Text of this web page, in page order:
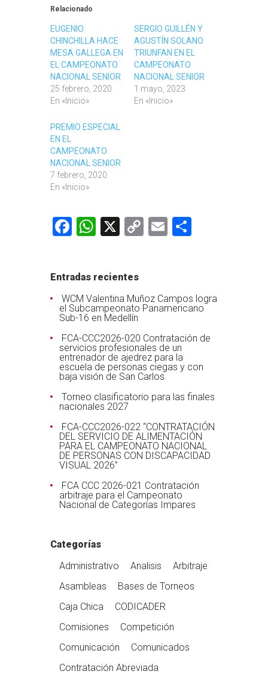
Relacionado
EUGENIO
CHINCHILLA HACE
MESA GALLEGA EN
EL CAMPEONATO
NACIONAL SENIOR
25 febrero, 2020
En «Inicio»
SERGIO GUILLÉN Y
AGUSTÍN SOLANO
TRIUNFAN EN EL
CAMPEONATO
NACIONAL SENIOR
1 mayo, 2023
En «Inicio»
PREMIO ESPECIAL
EN EL
CAMPEONATO
NACIONAL SENIOR
7 febrero, 2020
En «Inicio»
Facebook
WhatsApp
X
CopyEmail
Entradas recientes
WCM Valentina Muñoz Campos logra
el Subcampeonato Panamericano
Sub-16 en Medellín
FCA-CCC2026-020 Contratación de
servicios profesionales de un
entrenador de ajedrez para la
escuela de personas ciegas y con
baja visión de San Carlos
Torneo clasificatorio para las finales
nacionales 2027
FCA-CCC2026-022 “CONTRATACIÓN
DEL SERVICIO DE ALIMENTACIÓN
PARA EL CAMPEONATO NACIONAL
DE PERSONAS CON DISCAPACIDAD
VISUAL 2026”
FCA CCC 2026-021 Contratación
arbitraje para el Campeonato
Nacional de Categorías Impares
Categorías
Administrativo
Analisis
Arbitraje
Asambleas
Bases de Torneos
Caja Chica
CODICADER
Comisiones
Competición
Comunicación
Comunicados
Contratación Abreviada